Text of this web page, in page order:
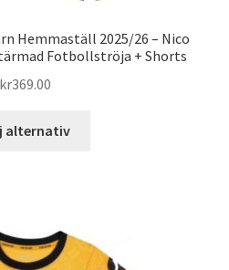
Hemmaställ 2025/26 – Nico
Fotbollströja + Shorts
kr369.00
alternativ
De